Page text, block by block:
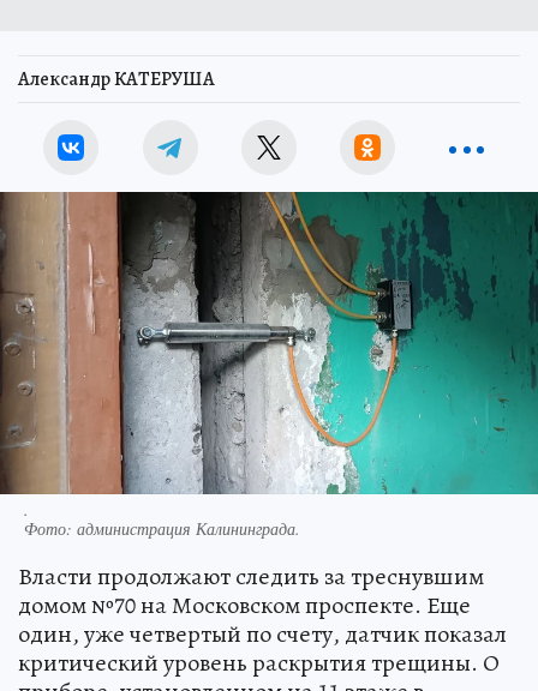
Александр КАТЕРУША
.
Фото: администрация Калининграда.
Власти продолжают следить за треснувшим
домом №70 на Московском проспекте. Еще
один, уже четвертый по счету, датчик показал
критический уровень раскрытия трещины. О